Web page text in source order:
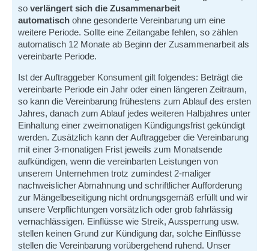
so verlängert sich die Zusammenarbeit
automatisch ohne gesonderte Vereinbarung um eine
weitere Periode. Sollte eine Zeitangabe fehlen, so zählen
automatisch 12 Monate ab Beginn der Zusammenarbeit als
vereinbarte Periode.
Ist der Auftraggeber Konsument gilt folgendes: Beträgt die
vereinbarte Periode ein Jahr oder einen längeren Zeitraum,
so kann die Vereinbarung frühestens zum Ablauf des ersten
Jahres, danach zum Ablauf jedes weiteren Halbjahres unter
Einhaltung einer zweimonatigen Kündigungsfrist gekündigt
werden. Zusätzlich kann der Auftraggeber die Vereinbarung
mit einer 3-monatigen Frist jeweils zum Monatsende
aufkündigen, wenn die vereinbarten Leistungen von
unserem Unternehmen trotz zumindest 2-maliger
nachweislicher Abmahnung und schriftlicher Aufforderung
zur Mängelbeseitigung nicht ordnungsgemäß erfüllt und wir
unsere Verpflichtungen vorsätzlich oder grob fahrlässig
vernachlässigen. Einflüsse wie Streik, Aussperrung usw.
stellen keinen Grund zur Kündigung dar, solche Einflüsse
stellen die Vereinbarung vorübergehend ruhend. Unser